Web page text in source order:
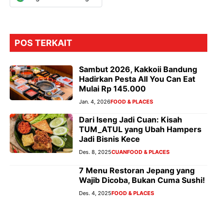
POS TERKAIT
Sambut 2026, Kakkoii Bandung
Hadirkan Pesta All You Can Eat
Mulai Rp 145.000
Jan. 4, 2026FOOD & PLACES
Dari Iseng Jadi Cuan: Kisah
TUM_ATUL yang Ubah Hampers
Jadi Bisnis Kece
Des. 8, 2025CUANFOOD & PLACES
7 Menu Restoran Jepang yang
Wajib Dicoba, Bukan Cuma Sushi!
Des. 4, 2025FOOD & PLACES